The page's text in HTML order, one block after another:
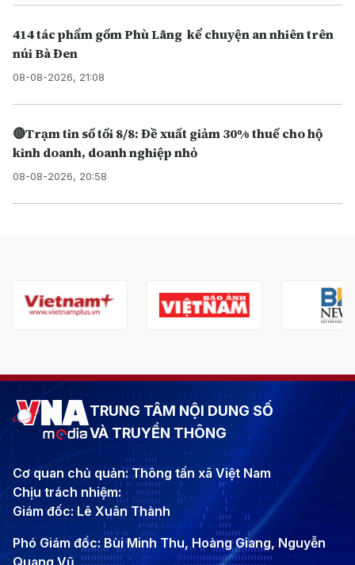
414 tác phẩm gốm Phù Lãng kể chuyện an nhiên trên
núi Bà Đen
08-08-2026, 21:08
🔴Trạm tin số tối 8/8: Đề xuất giảm 30% thuế cho hộ
kinh doanh, doanh nghiệp nhỏ
08-08-2026, 20:58
TRUNG TÂM NỘI DUNG SỐ
VÀ TRUYỀN THÔNG
Cơ quan chủ quản: Thông tấn xã Việt Nam
Chịu trách nhiệm:
Giám đốc: Lê Xuân Thành
Phó Giám đốc: Bùi Minh Thu, Hoàng Giang, Nguyễn